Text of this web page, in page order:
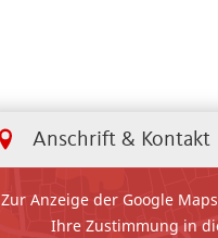
Anschrift & Kontakt
Zur Anzeige der Google
Ihre Zustimmung in